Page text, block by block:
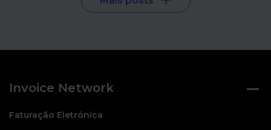
Invoice Network
Faturação Eletrónica